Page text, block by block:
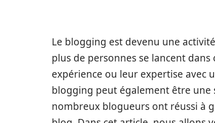
Le blogging est devenu une
plus de personnes se lancent
expérience ou leur expertise avec
blogging peut également être une
nombreux blogueurs ont réussi à